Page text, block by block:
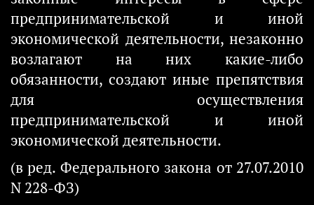
предпринимательской и иной
экономической деятельности, незаконно
возлагают на них какие-либо
обязанности, создают иные препятствия
для осуществления
предпринимательской и иной
экономической деятельности.
(в ред. Федерального закона от 27.07.2010
N 228-ФЗ)